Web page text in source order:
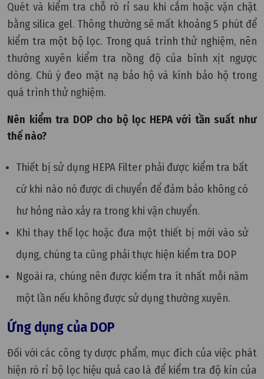
Quét và kiểm tra chỗ rò rỉ sau khi cắm hoặc vặn chặt
bằng silica gel. Thông thường sẽ mất khoảng 5 phút để
kiểm tra một bộ lọc. Trong quá trình thử nghiệm, nên
thường xuyên kiểm tra nồng độ của bình xịt ngược
dòng. Chú ý đeo mặt nạ bảo hộ và kính bảo hộ trong
quá trình thử nghiệm.
Nên kiểm tra DOP cho bộ lọc HEPA với tần suất như
thế nào?
Thiết bị sử dụng HEPA Filter phải được kiểm tra bất
cứ khi nào nó được di chuyển để đảm bảo không có
hư hỏng nào xảy ra trong khi vận chuyển.
Khi thay thế lọc hoặc đưa một thiết bị mới vào sử
dụng, chúng ta cũng phải thực hiện kiểm tra DOP
Ngoài ra, chúng nên được kiểm tra ít nhất mỗi năm
một lần nếu không được sử dụng thường xuyên.
Ứng dụng của DOP
Đối với các công ty dược phẩm, mục đích của việc phát
hiện rò rỉ bộ lọc hiệu quả cao là để kiểm tra độ kín của